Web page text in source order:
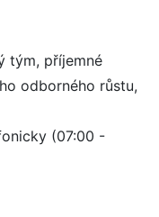
tým, příjemné
odborného růstu,
(07:00 -